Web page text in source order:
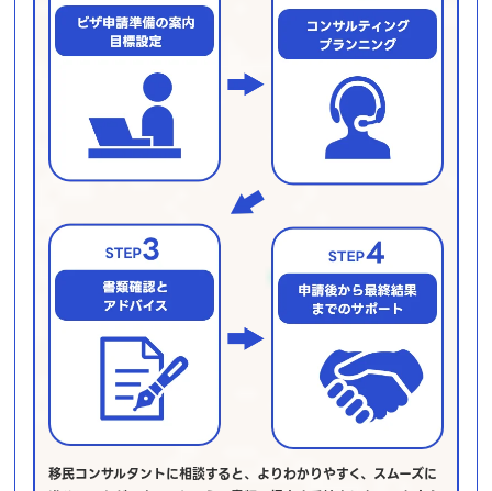
移民コンサルタントに相談すると、よりわかりやすく、スムーズに